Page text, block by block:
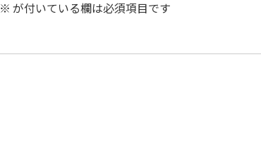
※ が付いている欄は必須項目です